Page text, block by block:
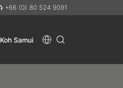
+66 (0) 80 524 9091
Koh Samui